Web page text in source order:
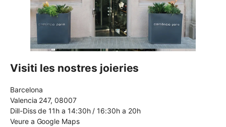
Visiti les nostres joieries
Barcelona
Valencia 247, 08007
Dill-Diss de 11h a 14:30h / 16:30h a 20h
Veure a Google Maps